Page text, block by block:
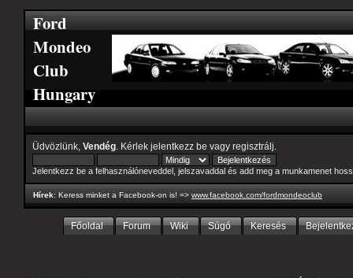
Ford
Mondeo
Club
Hungary
Üdvözlünk, Vendég . Kérlek jelentkezz be vagy regisztrálj
Jelentkezz be a felhasználóneveddel, jelszavaddal és add meg a munkamenet
Hírek: Keress minket a Facebook-on is! => www.facebook.com/fordmondeoclub
Főoldal Forum Wiki Súgó Keresés